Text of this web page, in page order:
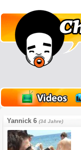
Yannick 6(34 Jahre)